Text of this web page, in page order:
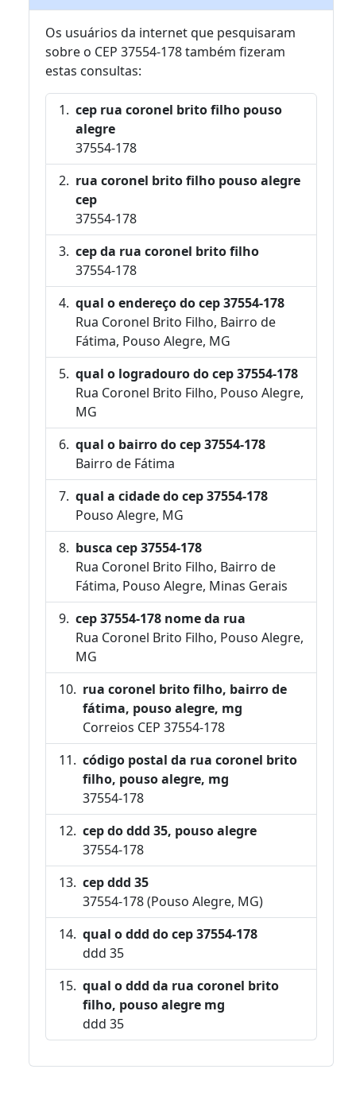
Os usuários da internet que pesquisaram
sobre o CEP 37554-178 também fizeram
estas consultas:
cep rua coronel brito filho pouso
alegre
37554-178
rua coronel brito filho pouso alegre
cep
37554-178
cep da rua coronel brito filho
37554-178
qual o endereço do cep 37554-178
Rua Coronel Brito Filho, Bairro de
Fátima, Pouso Alegre, MG
qual o logradouro do cep 37554-178
Rua Coronel Brito Filho, Pouso Alegre,
MG
qual o bairro do cep 37554-178
Bairro de Fátima
qual a cidade do cep 37554-178
Pouso Alegre, MG
busca cep 37554-178
Rua Coronel Brito Filho, Bairro de
Fátima, Pouso Alegre, Minas Gerais
cep 37554-178 nome da rua
Rua Coronel Brito Filho, Pouso Alegre,
MG
rua coronel brito filho, bairro de
fátima, pouso alegre, mg
Correios CEP 37554-178
código postal da rua coronel brito
filho, pouso alegre, mg
37554-178
cep do ddd 35, pouso alegre
37554-178
cep ddd 35
37554-178 (Pouso Alegre, MG)
qual o ddd do cep 37554-178
ddd 35
qual o ddd da rua coronel brito
filho, pouso alegre mg
ddd 35